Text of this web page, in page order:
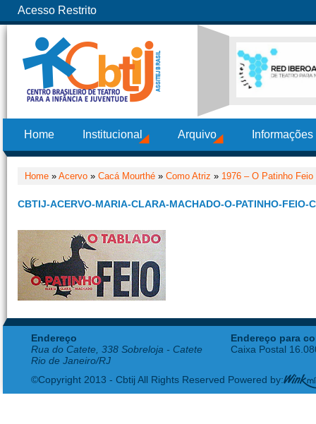
Acesso Restrito
Home Institucional Arquivo
Home » Acervo » Cacá Mourthé » Como Atriz » 1976 – O Patinho Feio
CBTIJ-ACERVO-MARIA-CLARA-MACHADO-O-PATINHO-FEIO-
Endereço
Rua do Catete, 338 Sobreloja - Catete
Rio de Janeiro/RJ
Endereço para
Caixa Postal
©Copyright 2013 - Cbtij All Rights Reserved Powered by: